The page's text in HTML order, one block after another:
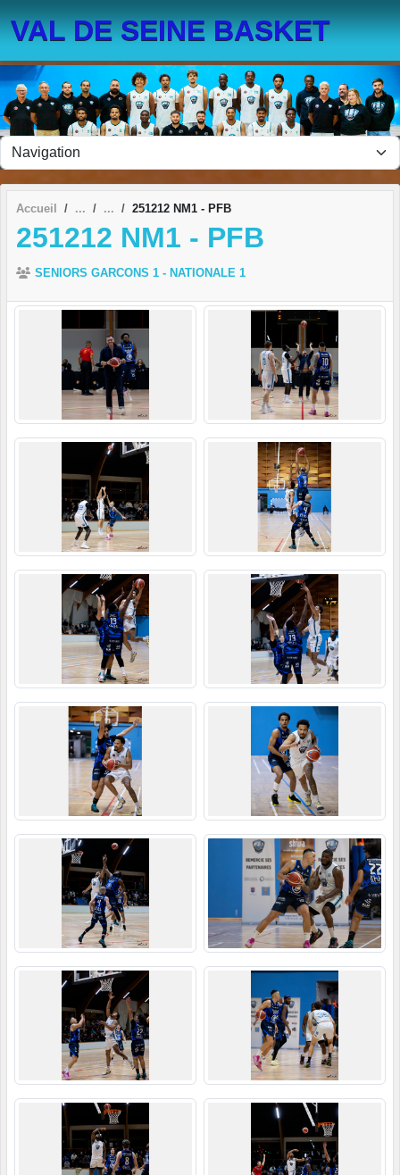
VAL DE SEINE BASKET
Accueil 251212 NM1 - PFB
251212 NM1 - PFB
SENIORS GARCONS 1 - NATIONALE 1